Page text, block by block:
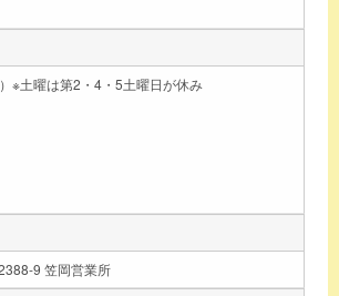
※土曜は第2・4・5土曜日が休み
9 笠岡営業所